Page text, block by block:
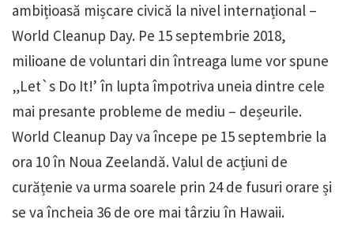
ambițioasă mișcare civică la nivel internațional –
World Cleanup Day. Pe 15 septembrie 2018,
milioane de voluntari din întreaga lume vor spune
„Let`s Do It!’ în lupta împotriva uneia dintre cele
mai presante probleme de mediu – deșeurile.
World Cleanup Day va începe pe 15 septembrie la
ora 10 în Noua Zeelandă. Valul de acțiuni de
curățenie va urma soarele prin 24 de fusuri orare și
se va încheia 36 de ore mai târziu în Hawaii.